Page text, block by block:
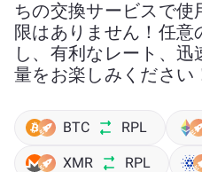
ちの交換サービスで使
限はありません！任意
し、有利なレート、
量をお楽しみください
BTC RPL
XMR RPL